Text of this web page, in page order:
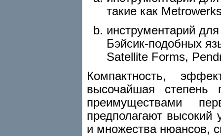
такие как
инструментарий
Бэйсик-подобных
Satellite Forms,
Компактность,
высочайшая степень
преимуществами
предполагают
и множества нюансов,